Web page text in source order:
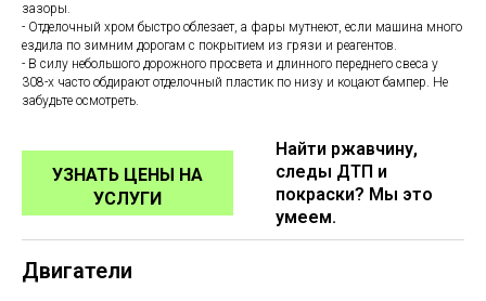
зазоры.
- Отделочный хром быстро облезает, а фары мутнеют, если машина много
ездила по зимним дорогам с покрытием из грязи и реагентов.
- В силу небольшого дорожного просвета и длинного переднего свеса у
308-х часто обдирают отделочный пластик по низу и коцают бампер. Не
забудьте осмотреть.
УЗНАТЬ ЦЕНЫ НА
УСЛУГИ
Найти ржавчину,
следы ДТП и
покраски? Мы это
умеем.
Двигатели